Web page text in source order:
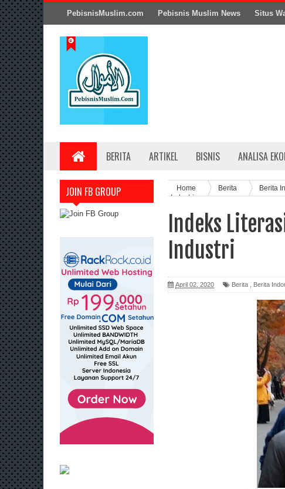
PebisnisMuslim.com Pebisnis Muslim News Situs
BERITA ARTIKEL BISNIS ANALISA
JOIN FB GROUP Home Berita Berita
Industri
Indeks
Industri
April 02, 2020 Berita Berita